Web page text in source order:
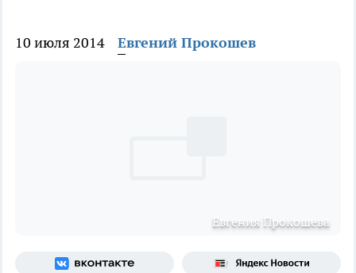
10 июля 2014 Евгений Прокошев
Евгения Прокошева